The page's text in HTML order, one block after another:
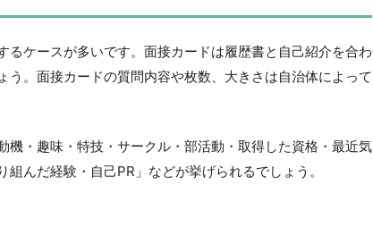
ケースが多いです。面接カードは履歴書と自己紹介を合わ
。面接カードの質問内容や枚数、大きさは自治体によって
機・趣味・特技・サークル・部活動・取得した資格・最近気
んだ経験・自己PR」などが挙げられるでしょう。